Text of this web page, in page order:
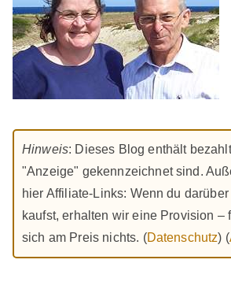
Hinweis: Dieses Blog enthält
"Anzeige" gekennzeichnet sind.
hier Affiliate-Links: Wenn du
kaufst, erhalten wir eine Provision –
sich am Preis nichts. (Datenschutz) (